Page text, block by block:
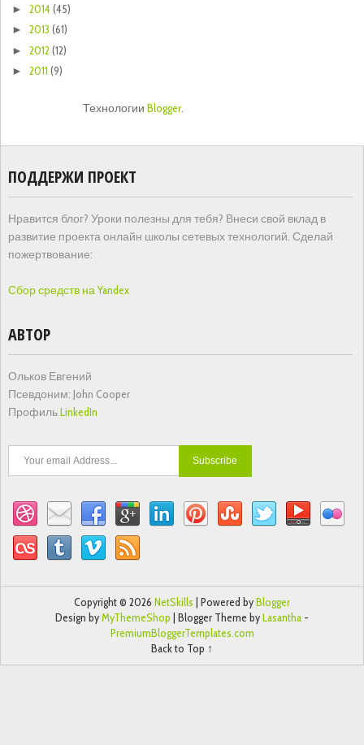
►2014(45)
►2013(61)
►2012(12)
►2011(9)
ТехнологииBlogger.
ПОДДЕРЖИ ПРОЕКТ
Нравится блог? Уроки полезны для тебя? Внеси свой вклад в
развитие проекта онлайн школы сетевых технологий. Сделай
пожертвование:
Сбор средств на Yandex
АВТОР
Ольков Евгений
Псевдоним: John Cooper
ПрофильLinkedIn
Copyright © 2026 NetSkills | Powered byBlogger
Design byMyThemeShop | Blogger Theme byLasantha -
PremiumBloggerTemplates.com
Back to Top ↑